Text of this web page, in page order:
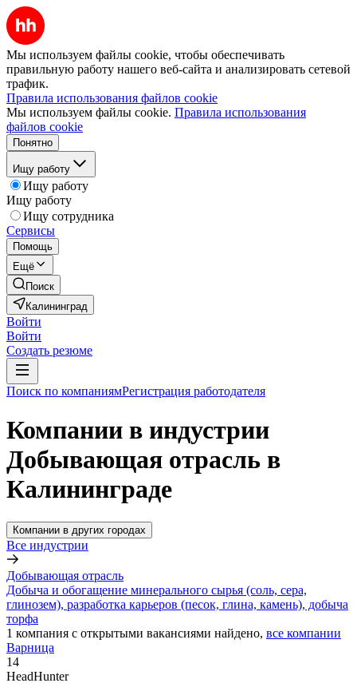
Мы используем файлы cookie, чтобы обеспечивать
правильную работу нашего веб-сайта и анализировать сетевой
трафик.
Правила использования файлов cookie
Мы используем файлы cookie. Правила использования
файлов cookie
Понятно
Ищу работу
Ищу работу
Ищу работу
Ищу сотрудника
Сервисы
Помощь
Ещё
Поиск
Калининград
Войти
Войти
Создать резюме
Поиск по компаниямРегистрация работодателя
Компании в индустрии
Добывающая отрасль в
Калининграде
Компании в других городах
Все индустрии
Добывающая отрасль
Добыча и обогащение минерального сырья (соль, сера,
глинозем), разработка карьеров (песок, глина, камень), добыча
торфа
1 компания с открытыми вакансиями найдено, все компании
Варница
14
HeadHunter